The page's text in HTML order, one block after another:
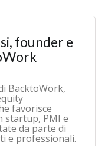
founder e
BacktoWork,
favorisce
startup, PMI e
da parte di
e professionali.